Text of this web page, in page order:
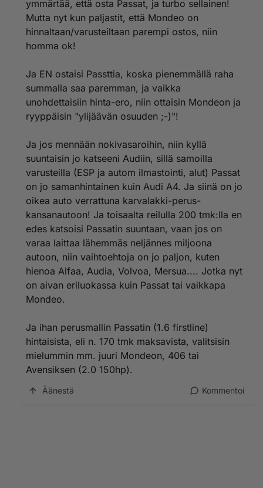
Ihan mielenkiinnosta, minkä auton sitten ostaisit
Passatin hinnalla?
ymmärtää, että osta Passat, ja turbo sellainen!
Mutta nyt kun paljastit, että Mondeo on
hinnaltaan/varusteiltaan parempi ostos, niin
homma ok!
Ja EN ostaisi Passttia, koska pienemmällä raha
summalla saa paremman, ja vaikka
unohdettaisiin hinta-ero, niin ottaisin Mondeon ja
ryyppäisin "ylijäävän osuuden ;-)"!
Ja jos mennään nokivasaroihin, niin kyllä
suuntaisin jo katseeni Audiin, sillä samoilla
varusteilla (ESP ja autom ilmastointi, alut) Passat
on jo samanhintainen kuin Audi A4. Ja siinä on jo
oikea auto verrattuna karvalakki-perus-
kansanautoon! Ja toisaalta reilulla 200 tmk:lla en
edes katsoisi Passatin suuntaan, vaan jos on
varaa laittaa lähemmäs neljännes miljoona
autoon, niin vaihtoehtoja on jo paljon, kuten
hienoa Alfaa, Audia, Volvoa, Mersua.... Jotka nyt
on aivan eriluokassa kuin Passat tai vaikkapa
Mondeo.
Ja ihan perusmallin Passatin (1.6 firstline)
hintaisista, eli n. 170 tmk maksavista, valitsisin
mielummin mm. juuri Mondeon, 406 tai
Avensiksen (2.0 150hp).
Äänestä Kommentoi